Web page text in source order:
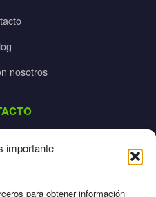
importante
para obtener información
nosotros
213